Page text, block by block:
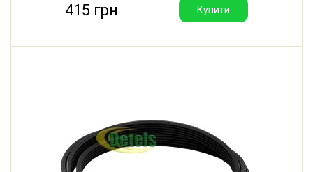
415 грн Купити